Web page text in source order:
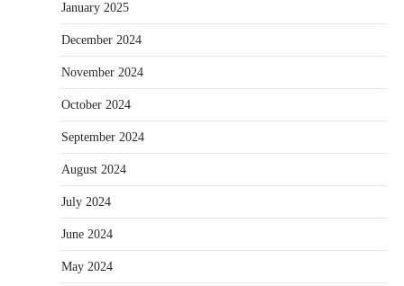
January 2025
December 2024
November 2024
October 2024
September 2024
August 2024
July 2024
June 2024
May 2024